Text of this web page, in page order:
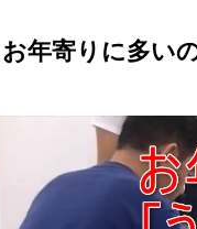
お年寄りに多い